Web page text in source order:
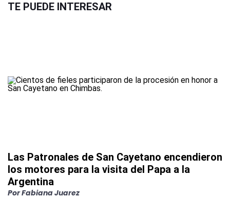
TE PUEDE INTERESAR
Las Patronales de San Cayetano encendieron
los motores para la visita del Papa a la
Argentina
PorFabiana Juarez